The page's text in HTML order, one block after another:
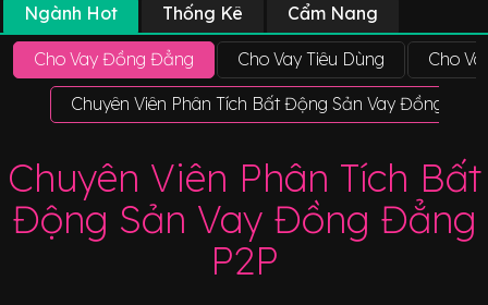
Ngành Hot Thống Kê Cẩm Nang
Cho Vay Đồng Đẳng Cho Vay Tiêu Dùng Cho
Chuyên Viên Phân Tích Bất Động Sản Vay Đồng
Chuyên Viên Phân Tích Bất
Động Sản Vay Đồng Đẳng
P2P